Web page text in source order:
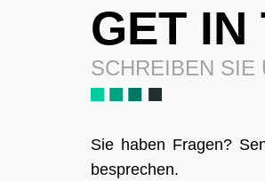
GET IN
SCHREIBEN SIE
Sie haben Fragen?
besprechen.